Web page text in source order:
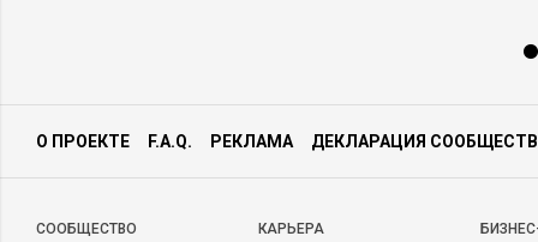
О ПРОЕКТЕ F.A.Q. РЕКЛАМА ДЕКЛАРАЦИЯ
CООБЩЕСТВО КАРЬЕРА